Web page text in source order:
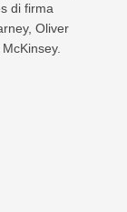
di firma
Oliver